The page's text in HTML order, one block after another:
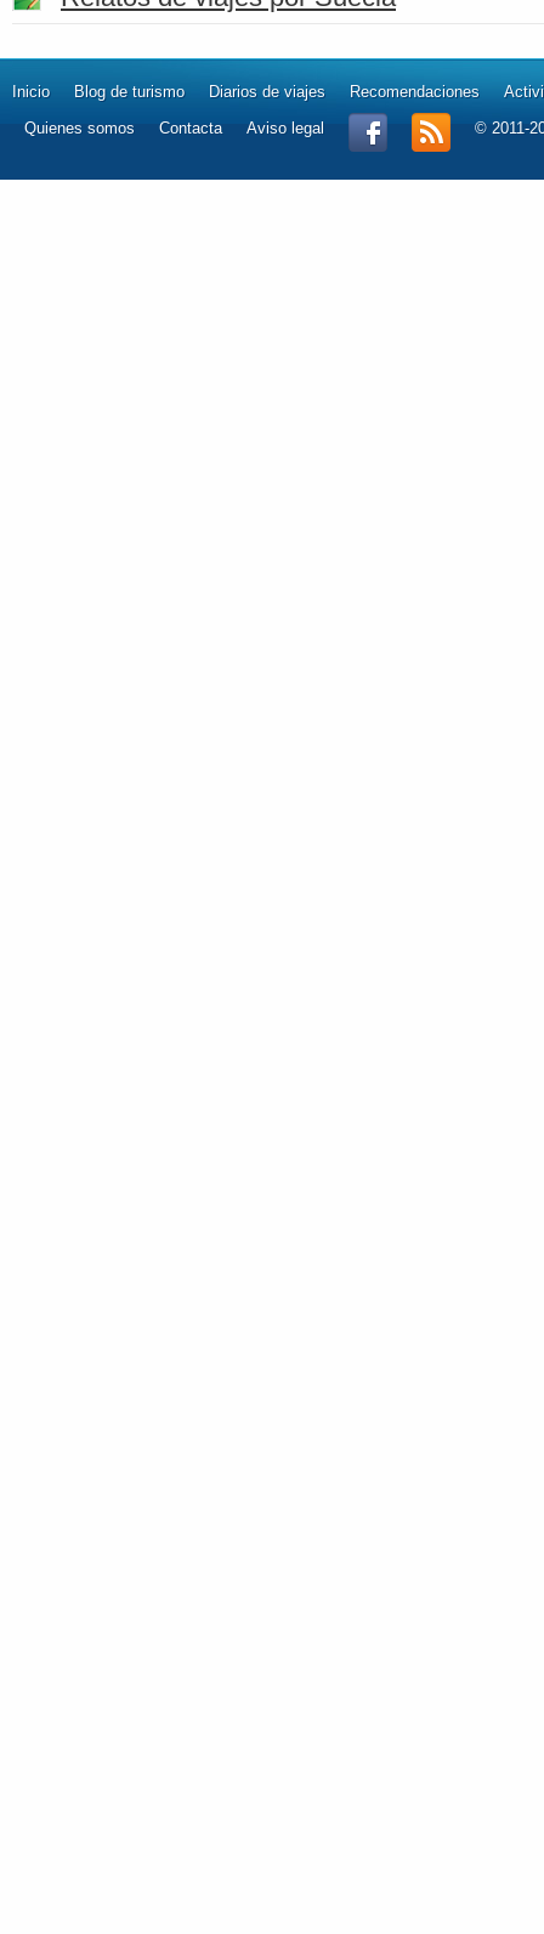
Inicio Blog de turismo Diarios de viajes Recomendaciones
Quienes somos
Contacta Aviso legal © 2011-